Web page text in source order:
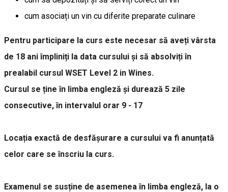
cum asociați un vin cu diferite preparate culinare
Pentru participare la curs este necesar să aveți vârsta
de 18 ani împliniți la data cursului și să absolviți în
prealabil cursul WSET Level 2 in Wines.
Cursul se ține în limba engleză și durează 5 zile
consecutive, în intervalul orar 9 - 17
Locația exactă de desfășurare a cursului va fi anunțată
celor care se înscriu la curs.
Examenul se susține de asemenea în limba engleză, la o